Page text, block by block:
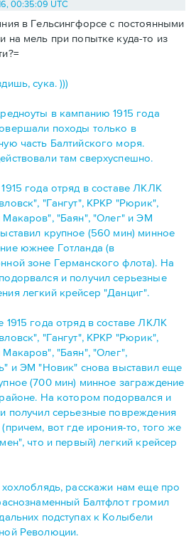
00:35:09 UTC
в Гельсингфорсе с постоянными
на мель при попытке куда-то из
сука. )))
в кампанию 1915 года
походы только в
часть Балтийского моря.
там сверхуспешно.
года отряд в составе ЛКЛК
"Гангут", КРКР "Рюрик",
"Баян", "Олег" и ЭМ
крупное (560 мин) минное
южнее Готланда (в
зоне Германского флота). На
и получил серьезные
легкий крейсер "Данциг".
1915 года отряд в составе ЛКЛК
"Гангут", КРКР "Рюрик",
"Баян", "Олег",
и ЭМ "Новик" снова выставил еще
(700 мин) минное заграждение
На котором подорвался и
получил серьезные повреждения
вот где ирония-то, того же
что и первый) легкий крейсер
хохлоблядь, расскажи нам еще про
Балтфлот громил
подступах к Колыбели
Революции.